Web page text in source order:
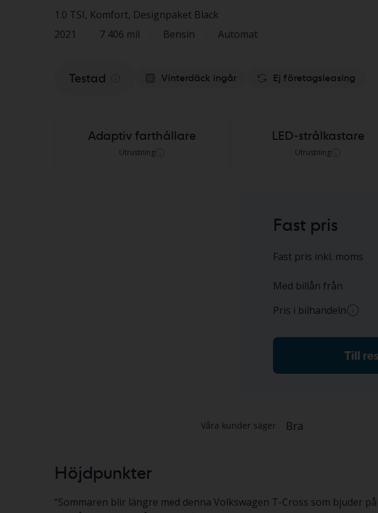
1.0 TSI, Komfort, Designpaket Black
2021
7 406 mil Bensin Automat
Testad Vinterdäck ingår Ej företagsleasing
Adaptiv farthållare
Utrustning
LED-strålkastare
Utrustning
Fast pris
Fast pris inkl. moms
Med billån från
Pris i bilhandeln
Ca pris hos
Till
Höjdpunkter
“Sommaren blir längre med denna Volkswagen T-Cross som bjuder